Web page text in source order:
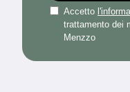
Accetto
trattamento dei
Menzzo